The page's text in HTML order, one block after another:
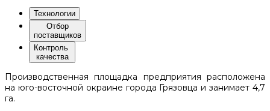
Технологии
Отбор
поставщиков
Контроль
качества
Производственная площадка предприятия расположена
на юго-восточной окраине города Грязовца и занимает 4,7
га.